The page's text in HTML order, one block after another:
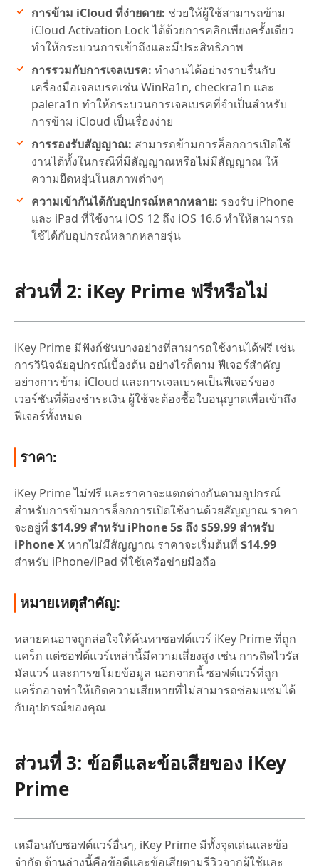
การข้าม iCloud ที่ง่ายดาย: ช่วยให้ผู้ใช้สามารถข้าม
iCloud Activation Lock ได้ด้วยการคลิกเพียงครั้งเดียว
ทำให้กระบวนการเข้าถึงและมีประสิทธิภาพ
การรวมกับการเจลเบรค: ทำงานได้อย่างราบรื่นกับ
เครื่องมือเจลเบรคเช่น WinRa1n, checkra1n และ
palera1n ทำให้กระบวนการเจลเบรคที่จำเป็นสำหรับ
การข้าม iCloud เป็นเรื่องง่าย
การรองรับสัญญาณ: สามารถข้ามการล็อกการเปิดใช้
งานได้ทั้งในกรณีที่มีสัญญาณหรือไม่มีสัญญาณ ให้
ความยืดหยุ่นในสภาพต่างๆ
ความเข้ากันได้กับอุปกรณ์หลากหลาย: รองรับ iPhone
และ iPad ที่ใช้งาน iOS 12 ถึง iOS 16.6 ทำให้สามารถ
ใช้ได้กับอุปกรณ์หลากหลายรุ่น
ส่วนที่ 2: iKey Prime ฟรีหรือไม่
iKey Prime มีฟังก์ชันบางอย่างที่สามารถใช้งานได้ฟรี เช่น
การวินิจฉัยอุปกรณ์เบื้องต้น อย่างไรก็ตาม ฟีเจอร์สำคัญ
อย่างการข้าม iCloud และการเจลเบรคเป็นฟีเจอร์ของ
เวอร์ชันที่ต้องชำระเงิน ผู้ใช้จะต้องซื้อใบอนุญาตเพื่อเข้าถึง
ฟีเจอร์ทั้งหมด
ราคา:
iKey Prime ไม่ฟรี และราคาจะแตกต่างกันตามอุปกรณ์
สำหรับการข้ามการล็อกการเปิดใช้งานด้วยสัญญาณ ราคา
จะอยู่ที่ $14.99 สำหรับ iPhone 5s ถึง $59.99 สำหรับ
iPhone X หากไม่มีสัญญาณ ราคาจะเริ่มต้นที่ $14.99
สำหรับ iPhone/iPad ที่ใช้เครือข่ายมือถือ
หมายเหตุสำคัญ:
หลายคนอาจถูกล่อใจให้ค้นหาซอฟต์แวร์ iKey Prime ที่ถูก
แคร็ก แต่ซอฟต์แวร์เหล่านี้มีความเสี่ยงสูง เช่น การติดไวรัส
มัลแวร์ และการขโมยข้อมูล นอกจากนี้ ซอฟต์แวร์ที่ถูก
แคร็กอาจทำให้เกิดความเสียหายที่ไม่สามารถซ่อมแซมได้
กับอุปกรณ์ของคุณ
ส่วนที่ 3: ข้อดีและข้อเสียของ iKey
Prime
เหมือนกับซอฟต์แวร์อื่นๆ, iKey Prime มีทั้งจุดเด่นและข้อ
จำกัด ด้านล่างนี้คือข้อดีและข้อเสียตามรีวิวจากผู้ใช้และ